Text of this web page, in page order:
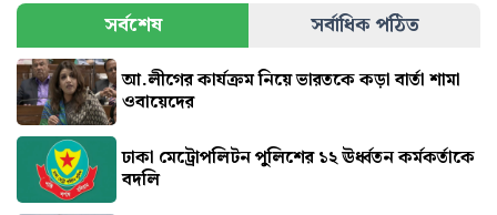
সর্বশেষ সর্বাধিক পঠিত
আ.লীগের কার্যক্রম নিয়ে ভারতকে কড়া বার্তা শামা
ওবায়েদের
ঢাকা মেট্রোপলিটন পুলিশের ১২ ঊর্ধ্বতন কর্মকর্তাকে
বদলি